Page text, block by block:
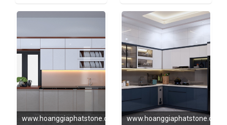
www.hoanggiaphatstone.com
www.hoanggiaphatstone.com